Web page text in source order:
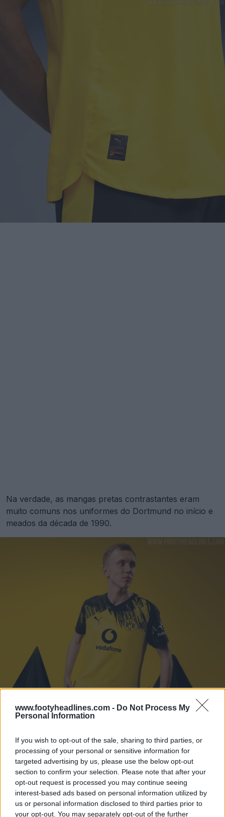
www.footyheadlines.com - Do Not Process My
Personal Information
If you wish to opt-out of the sale, sharing to third parties, or
processing of your personal or sensitive information for
targeted advertising by us, please use the below opt-out
section to confirm your selection. Please note that after your
opt-out request is processed you may continue seeing
interest-based ads based on personal information utilized by
us or personal information disclosed to third parties prior to
your opt-out. You may separately opt-out of the further
Na verdade, as mangas pretas contrastantes eram
muito comuns nos uniformes do Dortmund no início e
meados da década de 1990.
Camisas titulares do Dortmund 24-25 vs 25-
26